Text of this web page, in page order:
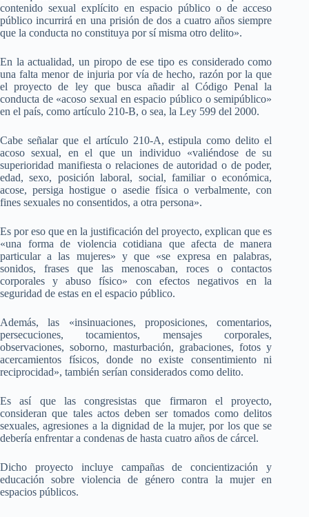
contenido sexual explícito en espacio público o de acceso
público incurrirá en una prisión de dos a cuatro años siempre
que la conducta no constituya por sí misma otro delito».
En la actualidad, un piropo de ese tipo es considerado como
una falta menor de injuria por vía de hecho, razón por la que
el proyecto de ley que busca añadir al Código Penal la
conducta de «acoso sexual en espacio público o semipúblico»
en el país, como artículo 210-B, o sea, la Ley 599 del 2000.
Cabe señalar que el artículo 210-A, estipula como delito el
acoso sexual, en el que un individuo «valiéndose de su
superioridad manifiesta o relaciones de autoridad o de poder,
edad, sexo, posición laboral, social, familiar o económica,
acose, persiga hostigue o asedie física o verbalmente, con
fines sexuales no consentidos, a otra persona».
Es por eso que en la justificación del proyecto, explican que es
«una forma de violencia cotidiana que afecta de manera
particular a las mujeres» y que «se expresa en palabras,
sonidos, frases que las menoscaban, roces o contactos
corporales y abuso físico» con efectos negativos en la
seguridad de estas en el espacio público.
Además, las «insinuaciones, proposiciones, comentarios,
persecuciones, tocamientos, mensajes corporales,
observaciones, soborno, masturbación, grabaciones, fotos y
acercamientos físicos, donde no existe consentimiento ni
reciprocidad», también serían considerados como delito.
Es así que las congresistas que firmaron el proyecto,
consideran que tales actos deben ser tomados como delitos
sexuales, agresiones a la dignidad de la mujer, por los que se
debería enfrentar a condenas de hasta cuatro años de cárcel.
Dicho proyecto incluye campañas de concientización y
educación sobre violencia de género contra la mujer en
espacios públicos.